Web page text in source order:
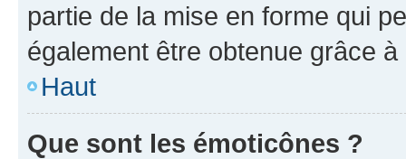
partie de la mise en forme qui
également être obtenue grâce à
Haut
Que sont les émoticônes ?